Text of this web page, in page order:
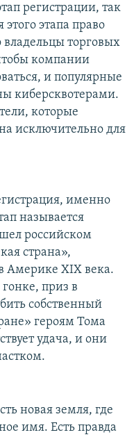
регистрации, так
этапа право
владельцы торговых
компании
и популярные
киберсквотерами.
которые
исключительно для
именно
называется
российском
страна»,
Америке XIX века.
приз в
собственный
героям Тома
удача, и они
новая земля, где
имя. Есть правда